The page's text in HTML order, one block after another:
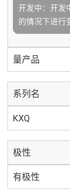
开发中：开发
的情况下进行
量产品
系列名
KXQ
极性
有极性